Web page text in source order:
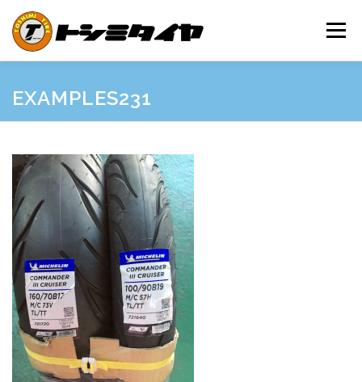
キ
メニュー
HOME MAINTENANCE
SHOP GUIDE BLOG INQUIRY
INFORMATION SNS FRIEND’S SITE
EXAMPLES231